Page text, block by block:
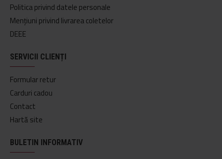
Politica privind datele personale
Mențiuni privind livrarea coletelor
DEEE
SERVICII CLIENȚI
Formular retur
Carduri cadou
Contact
Hartă site
BULETIN INFORMATIV